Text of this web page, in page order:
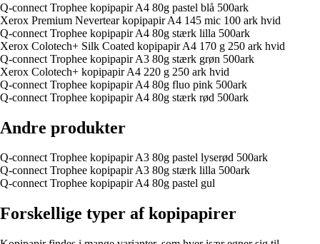
Q-connect Trophee kopipapir A4 80g pastel blå 500ark
Xerox Premium Nevertear kopipapir A4 145 mic 100 ark hvid
Q-connect Trophee kopipapir A4 80g stærk lilla 500ark
Xerox Colotech+ Silk Coated kopipapir A4 170 g 250 ark hvid
Q-connect Trophee kopipapir A3 80g stærk grøn 500ark
Xerox Colotech+ kopipapir A4 220 g 250 ark hvid
Q-connect Trophee kopipapir A4 80g fluo pink 500ark
Q-connect Trophee kopipapir A4 80g stærk rød 500ark
Andre produkter
Q-connect Trophee kopipapir A3 80g pastel lyserød 500ark
Q-connect Trophee kopipapir A3 80g stærk lilla 500ark
Q-connect Trophee kopipapir A4 80g pastel gul
Forskellige typer af kopipapirer